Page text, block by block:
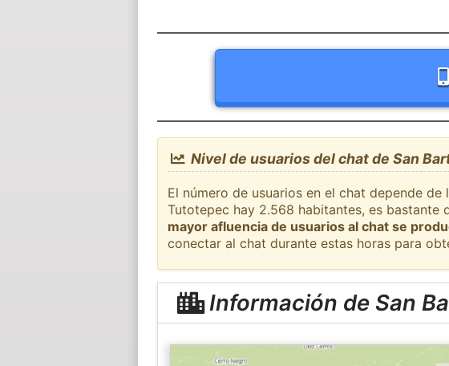
Nivel de usuarios del chat de San
El número de usuarios en el chat depende
Tutotepec hay 2.568 habitantes, es
mayor afluencia de usuarios al chat se
conectar al chat durante estas horas para
Información de San